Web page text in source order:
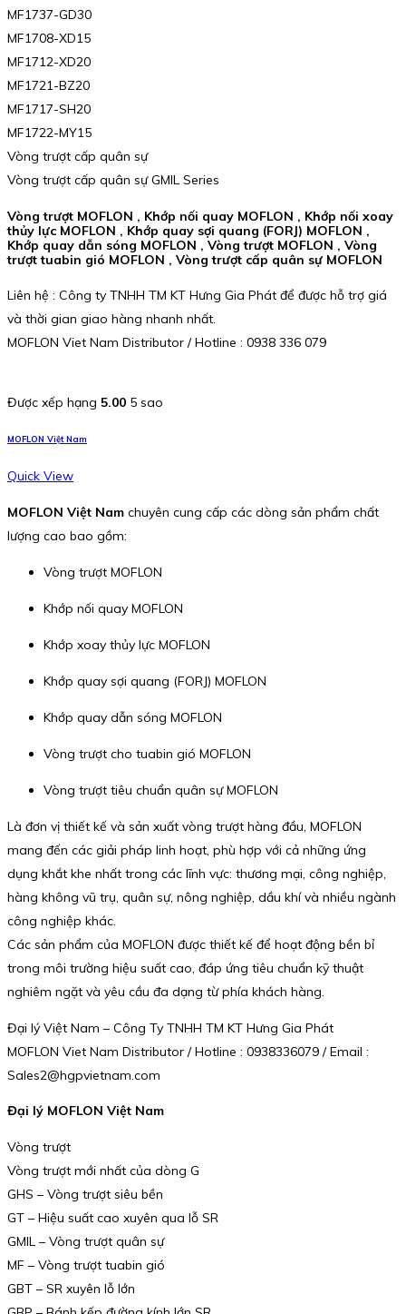
MF1737-GD30
MF1708-XD15
MF1712-XD20
MF1721-BZ20
MF1717-SH20
MF1722-MY15
Vòng trượt cấp quân sự
Vòng trượt cấp quân sự GMIL Series
Vòng trượt MOFLON , Khớp nối quay MOFLON , Khớp nối xoay
thủy lực MOFLON , Khớp quay sợi quang (FORJ) MOFLON ,
Khớp quay dẫn sóng MOFLON , Vòng trượt MOFLON , Vòng
trượt tuabin gió MOFLON , Vòng trượt cấp quân sự MOFLON
Liên hệ : Công ty TNHH TM KT Hưng Gia Phát để được hỗ trợ giá
và thời gian giao hàng nhanh nhất.
MOFLON Viet Nam Distributor / Hotline : 0938 336 079
Được xếp hạng 5.00 5 sao
MOFLON Việt Nam
Quick View
MOFLON Việt Nam chuyên cung cấp các dòng sản phẩm chất
lượng cao bao gồm:
Vòng trượt MOFLON
Khớp nối quay MOFLON
Khớp xoay thủy lực MOFLON
Khớp quay sợi quang (FORJ) MOFLON
Khớp quay dẫn sóng MOFLON
Vòng trượt cho tuabin gió MOFLON
Vòng trượt tiêu chuẩn quân sự MOFLON
Là đơn vị thiết kế và sản xuất vòng trượt hàng đầu, MOFLON
mang đến các giải pháp linh hoạt, phù hợp với cả những ứng
dụng khắt khe nhất trong các lĩnh vực: thương mại, công nghiệp,
hàng không vũ trụ, quân sự, nông nghiệp, dầu khí và nhiều ngành
công nghiệp khác.
Các sản phẩm của MOFLON được thiết kế để hoạt động bền bỉ
trong môi trường hiệu suất cao, đáp ứng tiêu chuẩn kỹ thuật
nghiêm ngặt và yêu cầu đa dạng từ phía khách hàng.
Đại lý Việt Nam – Công Ty TNHH TM KT Hưng Gia Phát
MOFLON Viet Nam Distributor / Hotline : 0938336079 / Email :
Sales2@hgpvietnam.com
Đại lý MOFLON Việt Nam
Vòng trượt
Vòng trượt mới nhất của dòng G
GHS – Vòng trượt siêu bền
GT – Hiệu suất cao xuyên qua lỗ SR
GMIL – Vòng trượt quân sự
MF – Vòng trượt tuabin gió
GBT – SR xuyên lỗ lớn